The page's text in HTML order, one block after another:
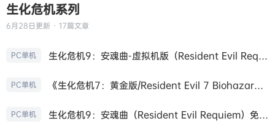
生化危机系列
6月28日更新 · 17篇文章
PC单机 生化危机9：安魂曲-虚拟机版（Resident Evil Requiem HYPERVISOR）免安装中文版
PC单机 《生化危机7：黄金版/Resident Evil 7 Biohazard》免安装中文版
PC单机 生化危机9：安魂曲（Resident Evil Requiem）免安装中文版